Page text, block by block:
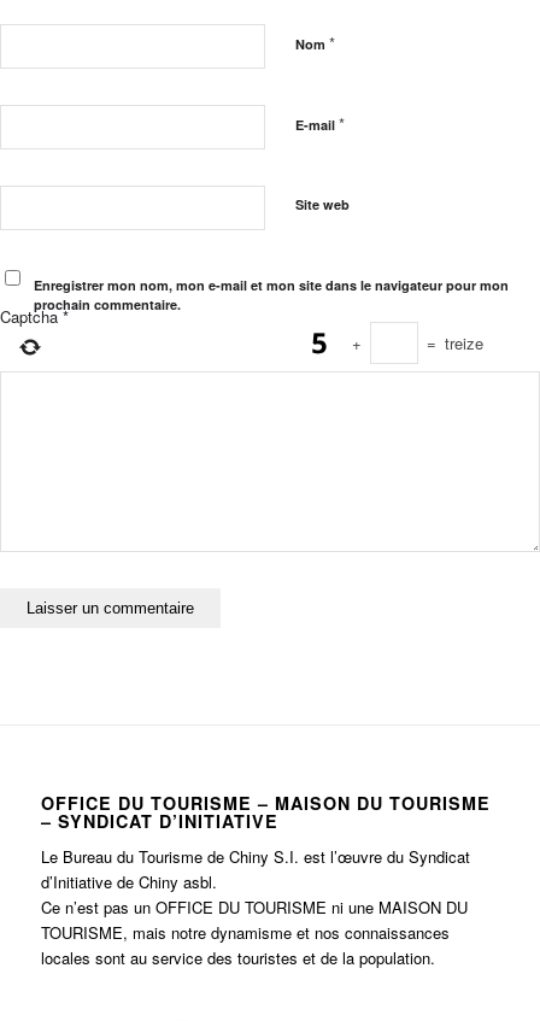
Nom *
E-mail *
Site web
Enregistrer mon nom, mon e-mail et mon site dans le navigateur pour mon
prochain commentaire.
Captcha*
+
= treize
OFFICE DU TOURISME – MAISON DU TOURISME
– SYNDICAT D’INITIATIVE
Le Bureau du Tourisme de Chiny S.I. est l’œuvre du Syndicat
d’Initiative de Chiny asbl.
Ce n’est pas un OFFICE DU TOURISME ni une MAISON DU
TOURISME, mais notre dynamisme et nos connaissances
locales sont au service des touristes et de la population.